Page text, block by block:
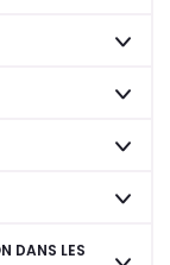
DANS LES